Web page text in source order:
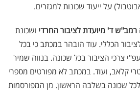
על ייעוד שכונות למגזרים.
רמב"ש ד' מיועדת לציבור החרדי ושכונת
הכללי. עוד הובהר במכתב כי בכל
צרכי הציבור בכל שכונה. בנווה שמיר
קלאב, ועוד. במכתב לא מפורטים מספרי
לכל שכונה בשלבה הראשון. מן המפורסמות